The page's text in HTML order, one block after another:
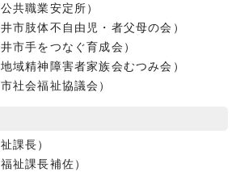
共職業安定所）
市肢体不自由児・者父母の会）
市手をつなぐ育成会）
域精神障害者家族会むつみ会）
社会福祉協議会）
課長）
祉課長補佐）